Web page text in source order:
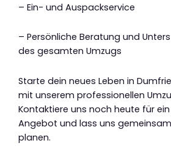
– Ein- und Auspackservice
– Persönliche Beratung und
des gesamten Umzugs
Starte dein neues Leben in
mit unserem professionellen
Kontaktiere uns noch heute für
Angebot und lass uns
planen.